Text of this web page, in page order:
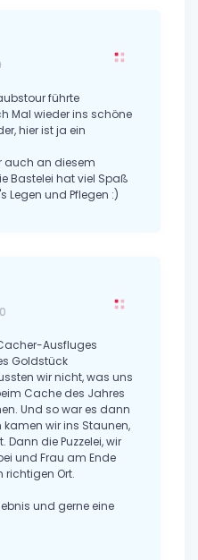
führte
Mal wieder ins schöne
hier ist ja ein
auch an diesem
Bastelei hat viel Spaß
Legen und Pflegen :)
Ausfluges
Goldstück
wir nicht, was uns
Cache des Jahres
Und so war es dann
wir ins Staunen,
Dann die Puzzelei, wir
und Frau am Ende
Ort.
und gerne eine